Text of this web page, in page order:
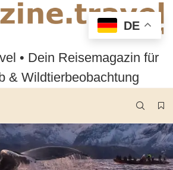
• Dein Reisemagazin für
& Wildtierbeobachtung
DE